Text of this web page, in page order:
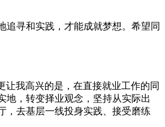
寻和实践，才能成就梦想。希望同
我高兴的是，在直接就业工作的同
地，转变择业观念，坚持从实际出
，去基层一线投身实践、接受磨练